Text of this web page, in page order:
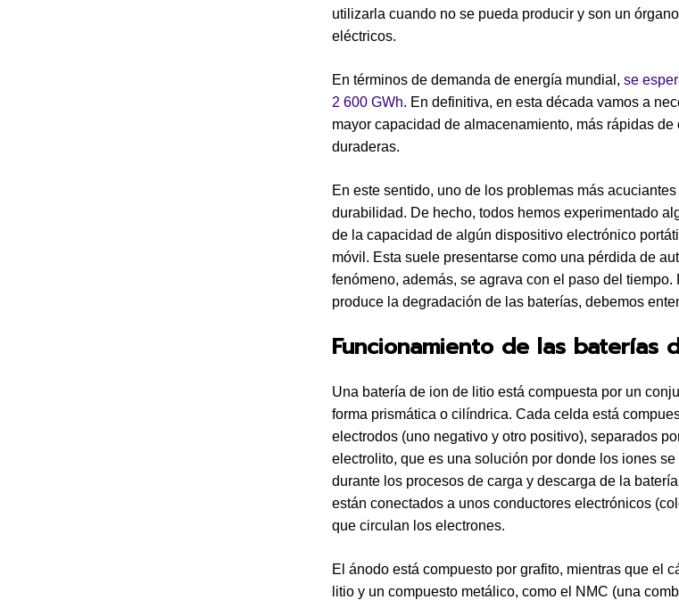
utilizarla cuando no se pueda producir y son un
eléctricos.
En términos de demanda de energía mundial, se
2 600 GWh. En definitiva, en esta década vamos a
mayor capacidad de almacenamiento, más rápidas de
duraderas.
En este sentido, uno de los problemas más
durabilidad. De hecho, todos hemos experimentado
de la capacidad de algún dispositivo electrónico
móvil. Esta suele presentarse como una pérdida de
fenómeno, además, se agrava con el paso del tiempo.
produce la degradación de las baterías, debemos
Funcionamiento de las baterías
Una batería de ion de litio está compuesta por un
forma prismática o cilíndrica. Cada celda está
electrodos (uno negativo y otro positivo), separados
electrolito, que es una solución por donde los iones
durante los procesos de carga y descarga de la
están conectados a unos conductores electrónicos
que circulan los electrones.
El ánodo está compuesto por grafito, mientras que el
litio y un compuesto metálico, como el NMC (una